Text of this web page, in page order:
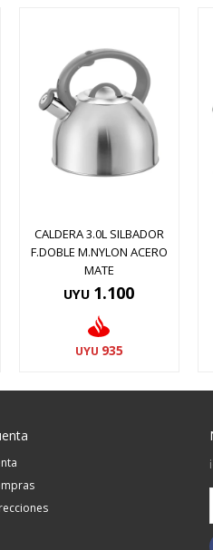
CALDERA 3.0L SILBADOR
F.DOBLE M.NYLON ACERO
MATE
UYU 1.100
UYU 935